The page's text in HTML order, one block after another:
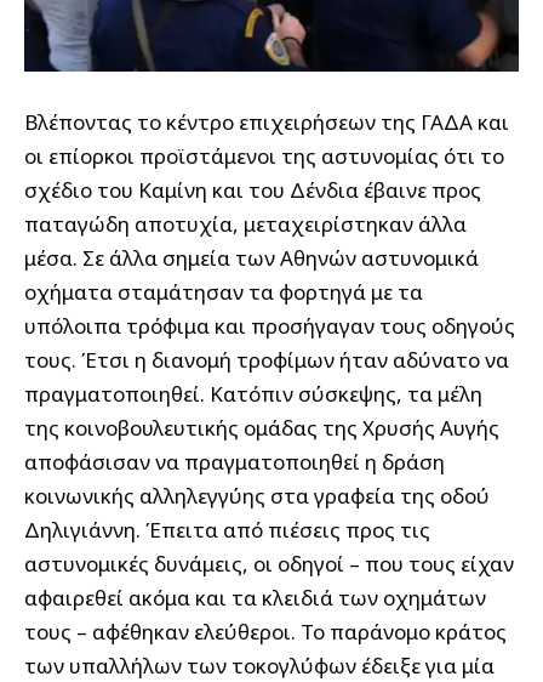
Βλέποντας το κέντρο επιχειρήσεων της ΓΑΔΑ και
οι επίορκοι προϊστάμενοι της αστυνομίας ότι το
σχέδιο του Καμίνη και του Δένδια έβαινε προς
παταγώδη αποτυχία, μεταχειρίστηκαν άλλα
μέσα. Σε άλλα σημεία των Αθηνών αστυνομικά
οχήματα σταμάτησαν τα φορτηγά με τα
υπόλοιπα τρόφιμα και προσήγαγαν τους οδηγούς
τους. Έτσι η διανομή τροφίμων ήταν αδύνατο να
πραγματοποιηθεί. Κατόπιν σύσκεψης, τα μέλη
της κοινοβουλευτικής ομάδας της Χρυσής Αυγής
αποφάσισαν να πραγματοποιηθεί η δράση
κοινωνικής αλληλεγγύης στα γραφεία της οδού
Δηλιγιάννη. Έπειτα από πιέσεις προς τις
αστυνομικές δυνάμεις, οι οδηγοί – που τους είχαν
αφαιρεθεί ακόμα και τα κλειδιά των οχημάτων
τους – αφέθηκαν ελεύθεροι. Το παράνομο κράτος
των υπαλλήλων των τοκογλύφων έδειξε για μία